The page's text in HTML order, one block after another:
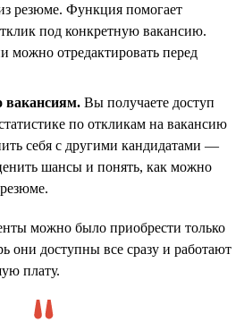
резюме. Функция помогает
под конкретную вакансию.
можно отредактировать перед
вакансиям. Вы получаете доступ
по откликам на вакансию
себя с другими кандидатами —
шансы и понять, как можно
можно было приобрести только
они доступны все сразу и работают
плату.